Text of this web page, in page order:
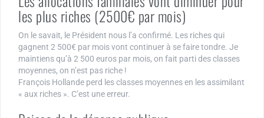
les plus riches (2500€ par mois)
On le savait, le Président nous l’a confirmé. Les riches qui
gagnent 2 500€ par mois vont continuer à se faire tondre. Je
maintiens qu’à 2 500 euros par mois, on fait parti des classes
moyennes, on n’est pas riche !
François Hollande perd les classes moyennes en les assimilant
« aux riches ». C’est une erreur.